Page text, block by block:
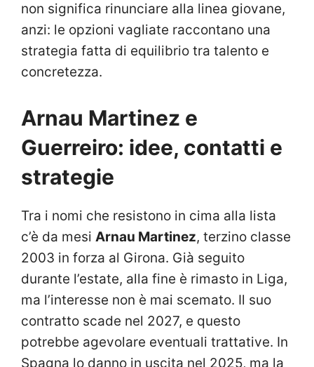
non significa rinunciare alla linea giovane,
anzi: le opzioni vagliate raccontano una
strategia fatta di equilibrio tra talento e
concretezza.
Arnau Martinez e
Guerreiro: idee, contatti e
strategie
Tra i nomi che resistono in cima alla lista
c’è da mesi Arnau Martinez, terzino classe
2003 in forza al Girona. Già seguito
durante l’estate, alla fine è rimasto in Liga,
ma l’interesse non è mai scemato. Il suo
contratto scade nel 2027, e questo
potrebbe agevolare eventuali trattative. In
Spagna lo danno in uscita nel 2025, ma la